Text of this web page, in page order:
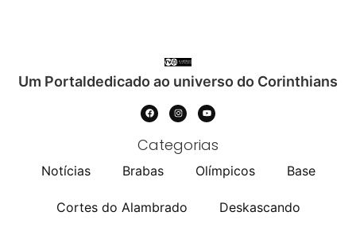
Um Portaldedicado ao universo do Corinthians
Categorias
Notícias Brabas Olímpicos Base
Cortes do Alambrado Deskascando